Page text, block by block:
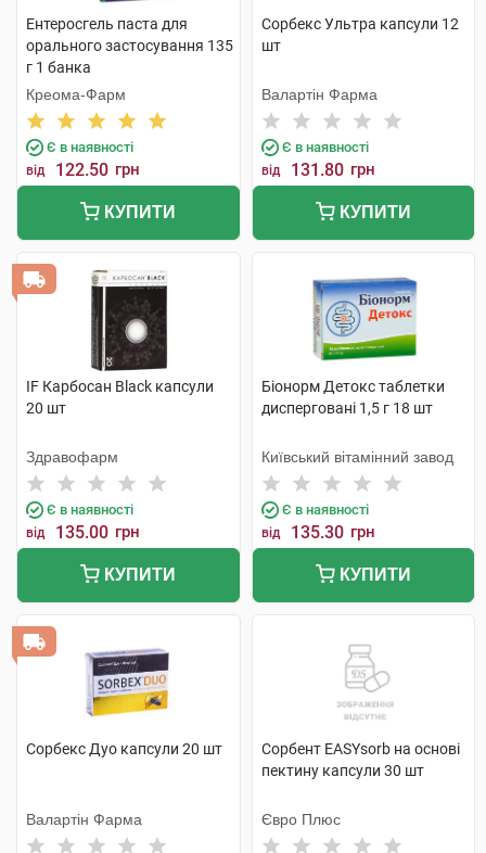
Ентеросгель паста для
орального застосування 135
г 1 банка
Креома-Фарм
Є в наявності
від 122.50 грн
КУПИТИ
Сорбекс Ультра капсули 12
шт
Валартін Фарма
Є в наявності
від 131.80 грн
КУПИТИ
IF Карбосан Black капсули
20 шт
Здравофарм
Є в наявності
від 135.00 грн
КУПИТИ
Біонорм Детокс таблетки
дисперговані 1,5 г 18 шт
Київський вітамінний завод
Є в наявності
від 135.30 грн
КУПИТИ
Сорбекс Дуо капсули 20 шт
Валартін Фарма
Сорбент EASYsorb на основі
пектину капсули 30 шт
Євро Плюс